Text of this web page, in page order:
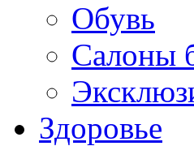
Обувь
Салоны
Здоровье